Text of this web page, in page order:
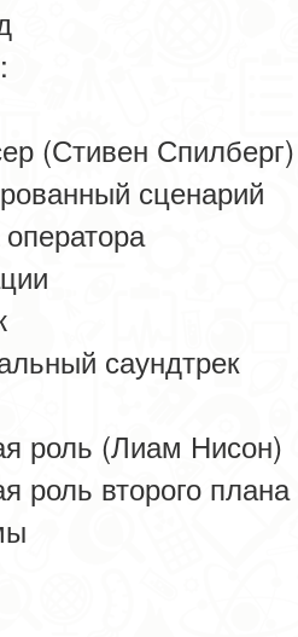
(Стивен Спилберг)
сценарий
саундтрек
роль (Лиам Нисон)
роль второго